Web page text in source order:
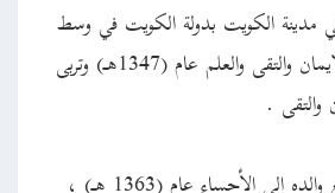
مدينة الكويت بدولة الكويت في وسط
أسرة علمية معروفة بالإيمان والتقى والعلم عام (1347هـ) وتربى
والتقى .